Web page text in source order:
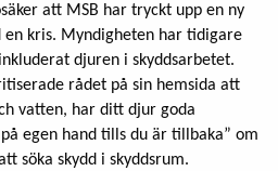
att MSB har tryckt upp en ny
en kris. Myndigheten har tidigare
djuren i skyddsarbetet.
rådet på sin hemsida att
vatten, har ditt djur goda
egen hand tills du är tillbaka” om
söka skydd i skyddsrum.